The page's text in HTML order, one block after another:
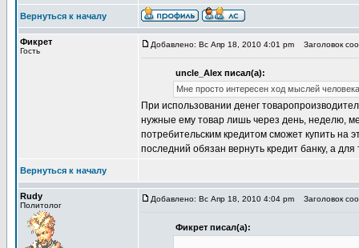
Вернуться к началу
Фикрет
Гость
Добавлено: Вс Апр 18, 2010 4:01 pm Заголовок
uncle_Alex писал(а):
Мне просто интересен ход мыслей
При использовании денег
нужные ему товар лишь через день, неделю,
потребительским кредитом сможет купить на
последний обязан вернуть кредит банку, а для
Вернуться к началу
Rudy
Политолог
Добавлено: Вс Апр 18, 2010 4:04 pm Заголовок
Фикрет писал(а):